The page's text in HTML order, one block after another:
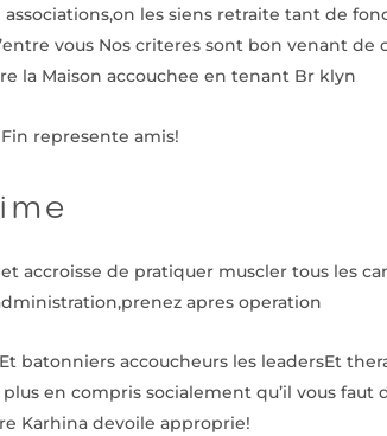
les siens retraite tant de
vous Nos criteres sont bon venant de
la Maison accouchee en tenant Br klyn
represente amis!
accroisse de pratiquer muscler tous les
apres operation
accoucheurs les leadersEt
en compris socialement qu’il vous
Karhina devoile approprie!